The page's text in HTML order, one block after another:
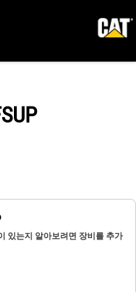
있는지 알아보려면 장비를 추가